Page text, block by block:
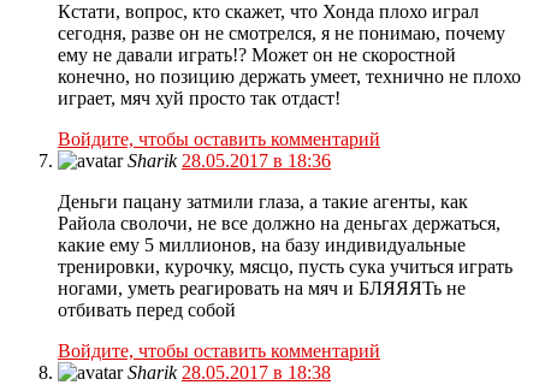
Кстати, вопрос, кто скажет, что Хонда плохо играл
сегодня, разве он не смотрелся, я не понимаю, почему
ему не давали играть!? Может он не скоростной
конечно, но позицию держать умеет, технично не плохо
играет, мяч хуй просто так отдаст!
Войдите, чтобы оставить комментарий
Sharik 28.05.2017 в 18:36
Деньги пацану затмили глаза, а такие агенты, как
Райола сволочи, не все должно на деньгах держаться,
какие ему 5 миллионов, на базу индивидуальные
тренировки, курочку, мясцо, пусть сука учиться играть
ногами, уметь реагировать на мяч и БЛЯЯЯТь не
отбивать перед собой
Войдите, чтобы оставить комментарий
Sharik 28.05.2017 в 18:38